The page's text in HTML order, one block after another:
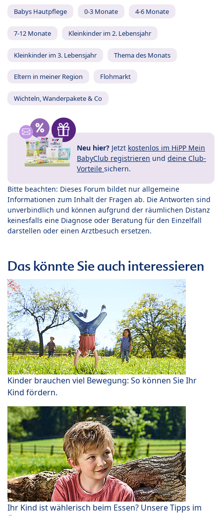
Babys Hautpflege 0-3 Monate 4-6 Monate
7-12 Monate Kleinkinder im 2. Lebensjahr
Kleinkinder im 3. Lebensjahr Thema des Monats
Eltern in meiner Region Flohmarkt
Wichteln, Wanderpakete & Co
Neu hier? Jetzt kostenlos im HiPP Mein
BabyClub registrieren und deine Club-
Vorteile sichern.
Bitte beachten: Dieses Forum bildet nur allgemeine
Informationen zum Inhalt der Fragen ab. Die Antworten sind
unverbindlich und können aufgrund der räumlichen Distanz
keinesfalls eine Diagnose oder Beratung für den Einzelfall
darstellen oder einen Arztbesuch ersetzen.
Das könnte Sie auch interessieren
Kinder brauchen viel Bewegung: So können Sie Ihr
Kind fördern.
Ihr Kind ist wählerisch beim Essen? Unsere Tipps im